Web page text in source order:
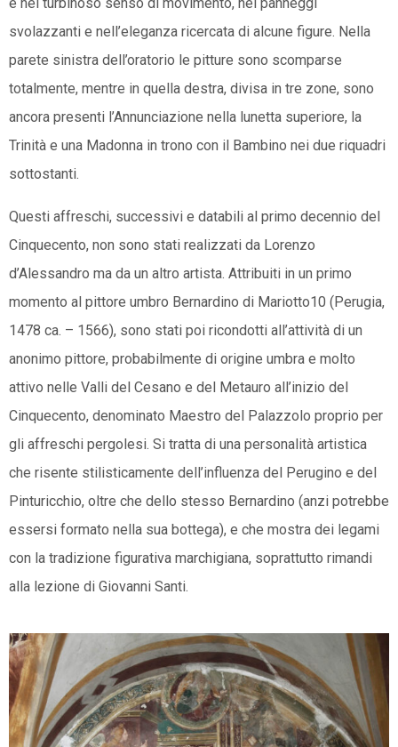
svolazzanti e nell’eleganza ricercata di alcune figure. Nella
parete sinistra dell’oratorio le pitture sono scomparse
totalmente, mentre in quella destra, divisa in tre zone, sono
ancora presenti l’Annunciazione nella lunetta superiore, la
Trinità e una Madonna in trono con il Bambino nei due riquadri
sottostanti.
Questi affreschi, successivi e databili al primo decennio del
Cinquecento, non sono stati realizzati da Lorenzo
d’Alessandro ma da un altro artista. Attribuiti in un primo
momento al pittore umbro Bernardino di Mariotto10 (Perugia,
1478 ca. – 1566), sono stati poi ricondotti all’attività di un
anonimo pittore, probabilmente di origine umbra e molto
attivo nelle Valli del Cesano e del Metauro all’inizio del
Cinquecento, denominato Maestro del Palazzolo proprio per
gli affreschi pergolesi. Si tratta di una personalità artistica
che risente stilisticamente dell’influenza del Perugino e del
Pinturicchio, oltre che dello stesso Bernardino (anzi potrebbe
essersi formato nella sua bottega), e che mostra dei legami
con la tradizione figurativa marchigiana, soprattutto rimandi
alla lezione di Giovanni Santi.